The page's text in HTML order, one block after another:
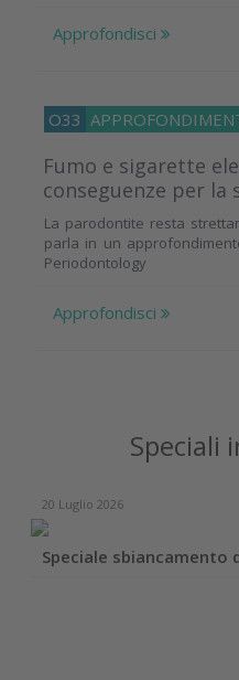
Approfondisci
O33
Fumo e sigarette
conseguenze per la
La parodontite resta
parla in un
Periodontology
Approfondisci
Speciali
20 Luglio 2026
Speciale sbiancamento